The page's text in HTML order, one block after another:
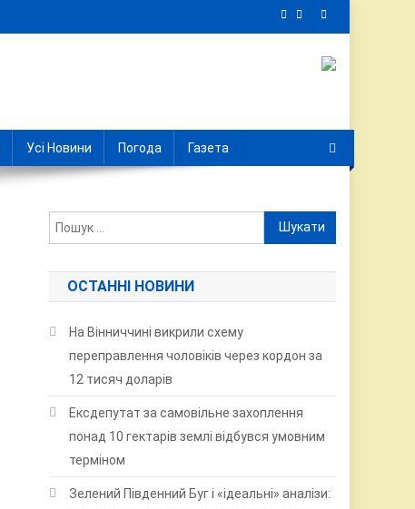
Усі Новини Погода Газета
Пошук:
ОСТАННІ НОВИНИ
На Вінниччині викрили схему
переправлення чоловіків через кордон за
12 тисяч доларів
Ексдепутат за самовільне захоплення
понад 10 гектарів землі відбувся умовним
терміном
Зелений Південний Буг і «ідеальні» аналізи: